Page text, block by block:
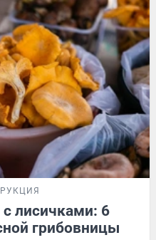
с лисичками: 6
грибовницы